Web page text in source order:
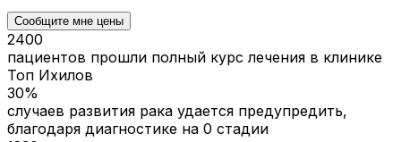
Сообщите мне цены
2400
пациентов прошли полный курс лечения в клинике
Топ Ихилов
30%
случаев развития рака удается предупредить,
благодаря диагностике на 0 стадии